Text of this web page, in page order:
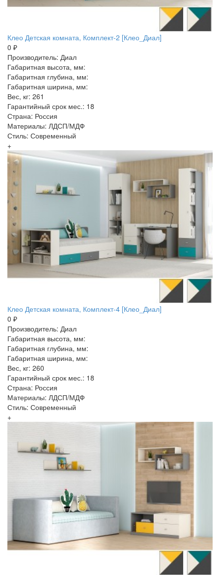
Клео Детская комната, Комплект-2 [Клео_Диал]
0 ₽
Производитель: Диал
Габаритная высота, мм:
Габаритная глубина, мм:
Габаритная ширина, мм:
Вес, кг: 261
Гарантийный срок мес.: 18
Страна: Россия
Материалы: ЛДСП/МДФ
Стиль: Современный
+
Клео Детская комната, Комплект-4 [Клео_Диал]
0 ₽
Производитель: Диал
Габаритная высота, мм:
Габаритная глубина, мм:
Габаритная ширина, мм:
Вес, кг: 260
Гарантийный срок мес.: 18
Страна: Россия
Материалы: ЛДСП/МДФ
Стиль: Современный
+